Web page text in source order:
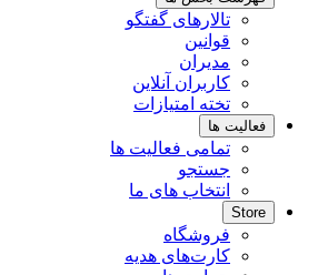
تالارهای گفتگو
قوانین
مدیران
کاربران آنلاین
تخته امتیازات
فعالیت ها
تمامی فعالیت ها
جستجو
انتخاب های ما
Store
فروشگاه
کارت‌های هدیه